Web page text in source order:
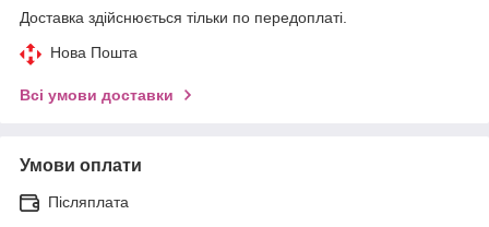
Доставка здійснюється тільки по передоплаті.
Нова Пошта
Всі умови доставки
Умови оплати
Післяплата